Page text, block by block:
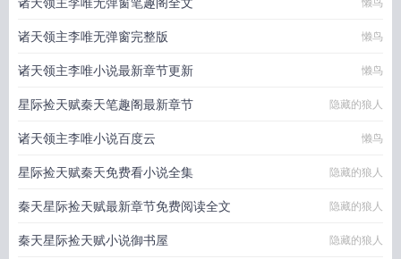
懒鸟
诸天领主李唯无弹窗完整版 懒鸟
诸天领主李唯小说最新章节更新 懒鸟
星际捡天赋秦天笔趣阁最新章节 隐藏的狼人
诸天领主李唯小说百度云 懒鸟
星际捡天赋秦天免费看小说全集 隐藏的狼人
秦天星际捡天赋最新章节免费阅读全文 隐藏的狼人
秦天星际捡天赋小说御书屋 隐藏的狼人